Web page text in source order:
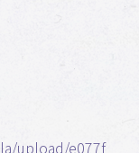
upload/e077f